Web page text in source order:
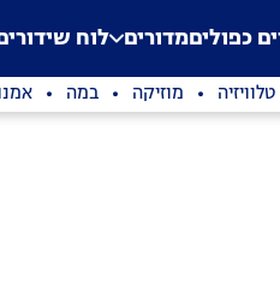
Application error: a
. כפוליםמדורים לוח
טלוויזיה מוזיקה במה